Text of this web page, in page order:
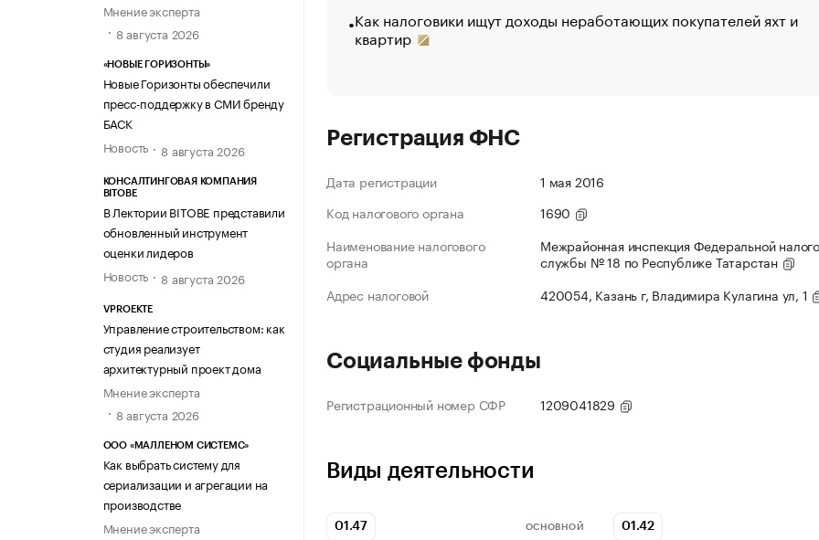
Мнение эксперта
8 августа 2026
«НОВЫЕ ГОРИЗОНТЫ»
Новые Горизонты обеспечили
пресс-поддержку в СМИ бренду
БАСК
Новость
8 августа 2026
КОНСАЛТИНГОВАЯ КОМПАНИЯ
BITOBE
В Лектории BITOBE представили
обновленный инструмент
оценки лидеров
Новость
8 августа 2026
VPROEKTE
Управление строительством: как
студия реализует
архитектурный проект дома
Мнение эксперта
8 августа 2026
ООО «МАЛЛЕНОМ СИСТЕМС»
Как выбрать систему для
сериализации и агрегации на
производстве
Мнение эксперта
Как налоговики ищут доходы неработающих покупателей яхт и
квартир
Регистрация ФНС
Дата регистрации
1 мая 2016
Код налогового органа
1690
Наименование налогового
органа
Межрайонная инспекция Федеральной
службы № 18 по Республике Татарстан
Адрес налоговой
420054, Казань г, Владимира Кулагина ул, 1
Социальные фонды
Регистрационный номер СФР 1209041829
Виды деятельности
01.47 ОСНОВНОЙ 01.42